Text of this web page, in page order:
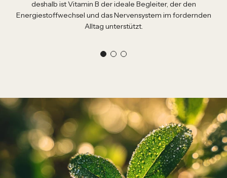
deshalb ist Vitamin B der ideale Begleiter, der den
Energiestoffwechsel und das Nervensystem im fordernden
Alltag unterstützt.